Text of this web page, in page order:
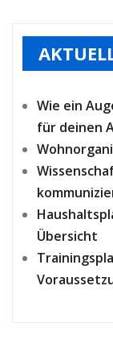
Wie ein
für deinen
Übersicht